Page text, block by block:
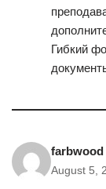
Гибкий
farbwood
August 5,